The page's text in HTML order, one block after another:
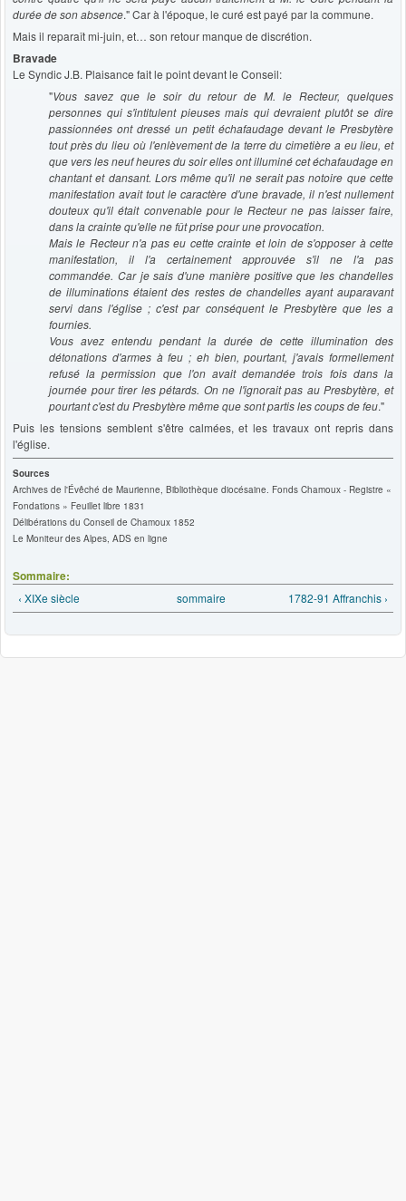
durée de son absence." Car à l'époque, le curé est payé par la commune.
Mais il reparaît mi-juin, et… son retour manque de discrétion.
Bravade
Le Syndic J.B. Plaisance fait le point devant le Conseil:
"Vous savez que le soir du retour de M. le Recteur, quelques
personnes qui s'intitulent pieuses mais qui devraient plutôt se dire
passionnées ont dressé un petit échafaudage devant le Presbytère
tout près du lieu où l'enlèvement de la terre du cimetière a eu lieu, et
que vers les neuf heures du soir elles ont illuminé cet échafaudage en
chantant et dansant. Lors même qu'il ne serait pas notoire que cette
manifestation avait tout le caractère d'une bravade, il n'est nullement
douteux qu'il était convenable pour le Recteur ne pas laisser faire,
dans la crainte qu'elle ne fût prise pour une provocation.
Mais le Recteur n'a pas eu cette crainte et loin de s'opposer à cette
manifestation, il l'a certainement approuvée s'il ne l'a pas
commandée. Car je sais d'une manière positive que les chandelles
de illuminations étaient des restes de chandelles ayant auparavant
servi dans l'église ; c'est par conséquent le Presbytère que les a
fournies.
Vous avez entendu pendant la durée de cette illumination des
détonations d'armes à feu ; eh bien, pourtant, j'avais formellement
refusé la permission que l'on avait demandée trois fois dans la
journée pour tirer les pétards. On ne l'ignorait pas au Presbytère, et
pourtant c'est du Presbytère même que sont partis les coups de feu."
Puis les tensions semblent s'être calmées, et les travaux ont repris dans
l'église.
Sources
Archives de l'Évêché de Maurienne, Bibliothèque diocésaine. Fonds Chamoux - Registre «
Fondations » Feuillet libre 1831
Délibérations du Conseil de Chamoux 1852
Le Moniteur des Alpes, ADS en ligne
Sommaire:
‹ XIXe siècle sommaire 1782-91 Affranchis ›